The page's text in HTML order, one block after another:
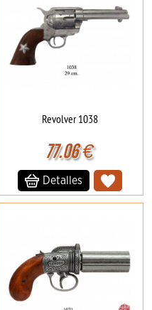
Revolver 1038
77.06€
Detalles